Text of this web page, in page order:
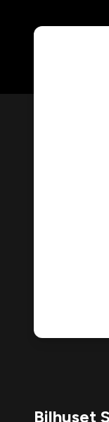
Bilhuset